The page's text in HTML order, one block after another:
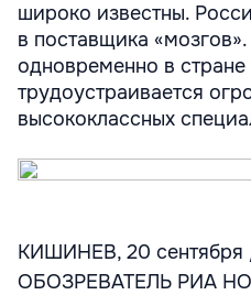
широко известны.
в поставщика
одновременно в стране
трудоустраивается
высококлассных
КИШИНЕВ, 20
ОБОЗРЕВАТЕЛЬ РИА